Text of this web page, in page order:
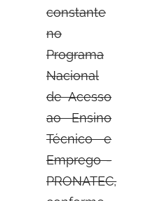
constante
no
Programa
Nacional
de Acesso
ao Ensino
Técnico e
Emprego -
PRONATEC,